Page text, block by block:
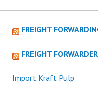
FREIGHT
FREIGHT
Import Kraft Pulp